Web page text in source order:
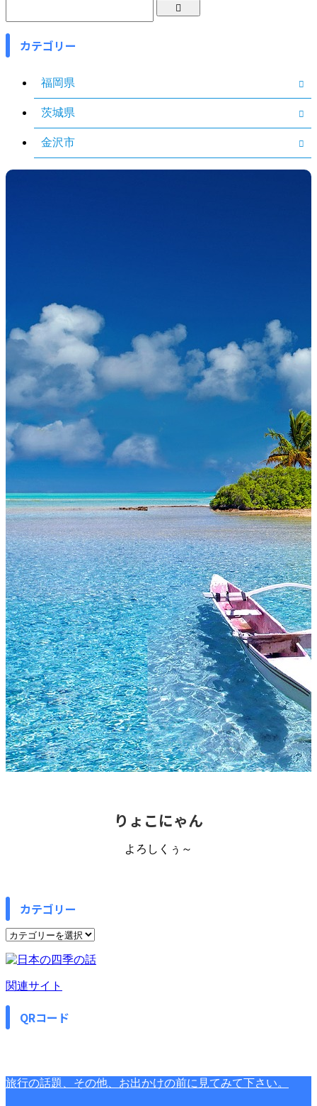
カテゴリー
福岡県
茨城県
金沢市
りょこにゃん
よろしくぅ～
カテゴリー
カ
ゴ
リ
ー
関連サイト
QRコード
旅行の話題、その他、お出かけの前に見てみて下さい。